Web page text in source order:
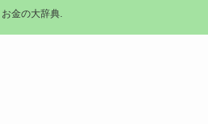
金の大辞典.